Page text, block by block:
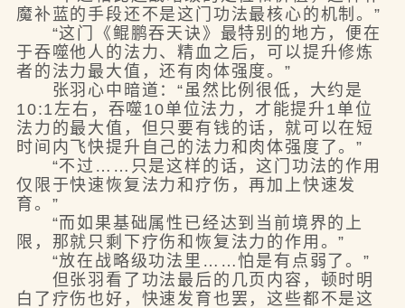
魔补蓝的手段还不是这门功法最核心的机制。”
“这门《鲲鹏吞天诀》最特别的地方，便在
于吞噬他人的法力、精血之后，可以提升修炼
者的法力最大值，还有肉体强度。”
张羽心中暗道：“虽然比例很低，大约是
10:1左右，吞噬10单位法力，才能提升1单位
法力的最大值，但只要有钱的话，就可以在短
时间内飞快提升自己的法力和肉体强度了。”
“不过……只是这样的话，这门功法的作用
仅限于快速恢复法力和疗伤，再加上快速发
育。”
“而如果基础属性已经达到当前境界的上
限，那就只剩下疗伤和恢复法力的作用。”
“放在战略级功法里……怕是有点弱了。”
但张羽看了功法最后的几页内容，顿时明
白了疗伤也好，快速发育也罢，这些都不是这